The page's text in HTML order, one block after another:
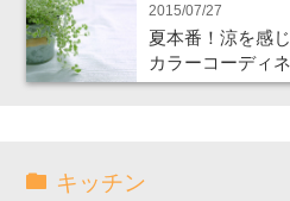
2015/07/27
夏本番！涼を感
カラーコーディ
キッチン